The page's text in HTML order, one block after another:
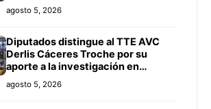
agosto 5, 2026
Diputados distingue al TTE AVC
Derlis Cáceres Troche por su
aporte a la investigación en
Inteligencia Artificial y Educación
agosto 5, 2026